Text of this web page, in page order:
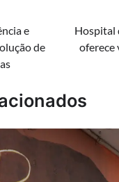
e
de
Hospital
oferece